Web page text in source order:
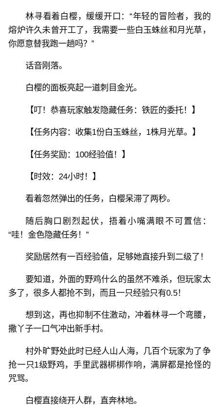
林寻看着白樱，缓缓开口：“年轻的冒险者，我的
熔炉许久未曾开工了，我需要一些白玉蛛丝和月光草，
你愿意替我跑一趟吗？”
话音刚落。
白樱的面板亮起一道刺目金光。
【叮！恭喜玩家触发隐藏任务：铁匠的委托！】
【任务内容：收集1份白玉蛛丝，1株月光草。】
【任务奖励：100经验值！】
【时效：24小时！】
看着忽然弹出的任务，白樱呆滞了两秒。
随后胸口剧烈起伏，捂着小嘴满眼不可置信：
“哇！金色隐藏任务！”
奖励居然有一百经验值，足够她直接升到二级了！
要知道，外面的野鸡什么的虽然不难杀，但玩家太
多了，很多人都抢不到，而且一只经验只有0.5！
想到这，再也抑制不住激动，冲着林寻一个弯腰，
撒丫子一口气冲出新手村。
村外旷野处此时已经人山人海，几百个玩家为了争
抢一只1级野鸡，手里武器梆梆作响，满屏都是抢怪的
咒骂。
白樱直接绕开人群，直奔林地。